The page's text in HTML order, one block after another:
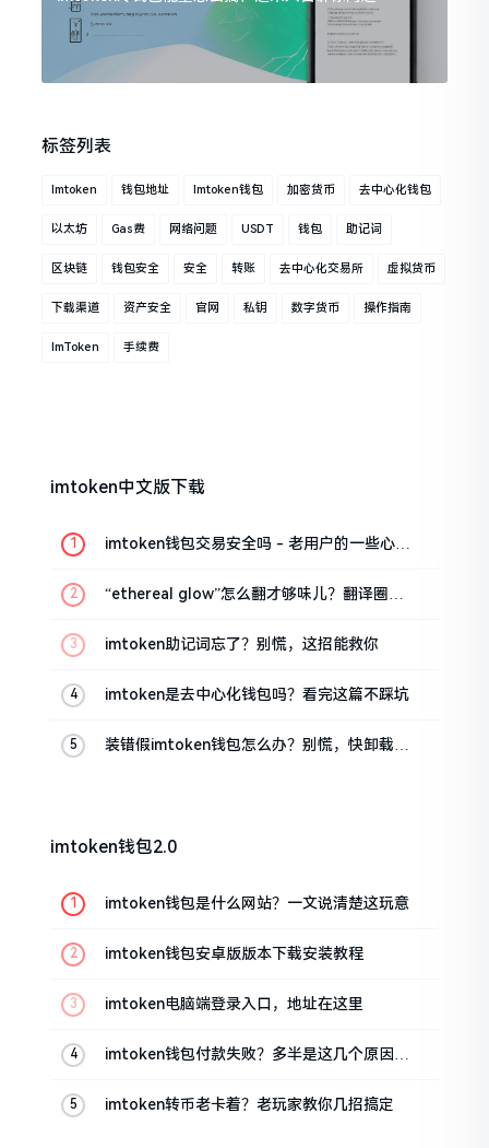
标签列表
Imtoken 钱包地址 Imtoken钱包 加密货币 去中心化钱包
以太坊 Gas费 网络问题 USDT 钱包 助记词
区块链 钱包安全 安全 转账 去中心化交易所 虚拟货币
下载渠道 资产安全 官网 私钥 数字货币 操作指南
ImToken 手续费
imtoken中文版下载
imtoken钱包交易安全吗 - 老用户的一些心里
“ethereal glow”怎么翻才够味儿？翻译圈老
imtoken助记词忘了？别慌，这招能救你
imtoken是去中心化钱包吗？看完这篇不踩坑
装错假imtoken钱包怎么办？别慌，快卸载，
imtoken钱包2.0
imtoken钱包是什么网站？一文说清楚这玩意
imtoken钱包安卓版版本下载安装教程
imtoken电脑端登录入口，地址在这里
imtoken钱包付款失败？多半是这几个原因闹
imtoken转币老卡着？老玩家教你几招搞定